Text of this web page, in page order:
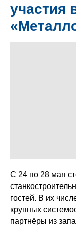
участия
С 24 по 28 мая
гостей. В их
крупных
партнёры из